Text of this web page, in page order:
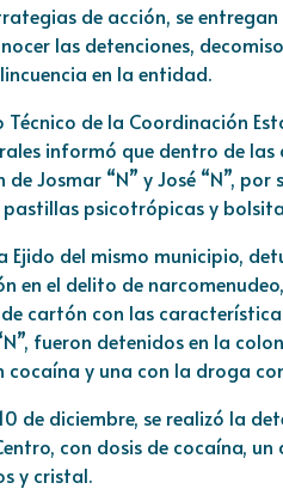
de acción, se
las detenciones,
en la entidad.
Técnico de la Coordinación
informó que dentro de
de Josmar “N” y José “N”,
psicotrópicas y
Ejido del mismo municipio,
en el delito de
cartón con las
fueron detenidos en la
cocaína y una con la droga
de diciembre, se realizó la
con dosis de cocaína,
y cristal.